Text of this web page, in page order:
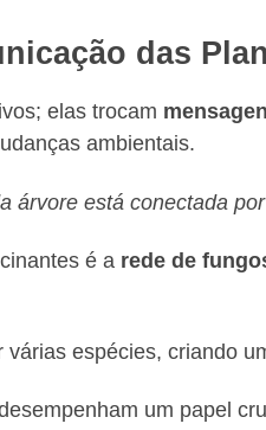
das
elas trocam
ambientais.
árvore está conectada
é a rede de
várias espécies, criando
um papel